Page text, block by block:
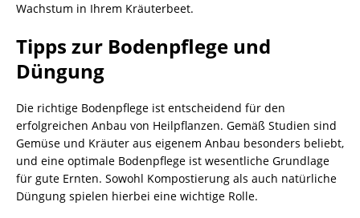
Wachstum in Ihrem Kräuterbeet.
Tipps zur Bodenpflege und
Düngung
Die richtige Bodenpflege ist entscheidend für den
erfolgreichen Anbau von Heilpflanzen. Gemäß Studien sind
Gemüse und Kräuter aus eigenem Anbau besonders beliebt,
und eine optimale Bodenpflege ist wesentliche Grundlage
für gute Ernten. Sowohl Kompostierung als auch natürliche
Düngung spielen hierbei eine wichtige Rolle.